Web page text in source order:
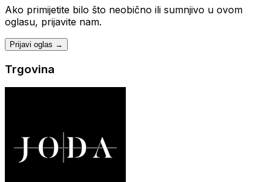
Ako primijetite bilo što neobično ili sumnjivo u ovom
oglasu, prijavite nam.
Prijavi oglas →
Trgovina